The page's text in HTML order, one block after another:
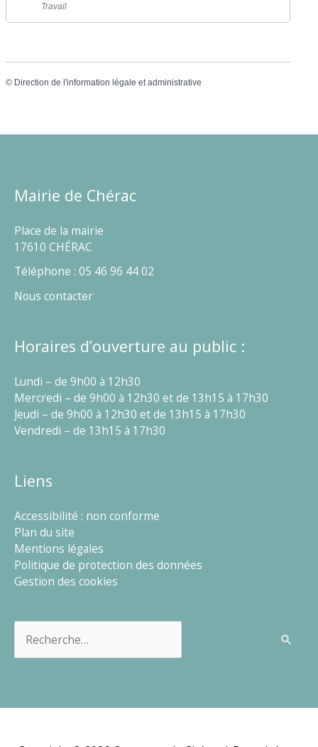
Travail
© Direction de l'information légale et administrative
Mairie de Chérac
Place de la mairie
17610 CHÉRAC
Téléphone : 05 46 96 44 02
Nous contacter
Horaires d’ouverture au public :
Lundi – de 9h00 à 12h30
Mercredi – de 9h00 à 12h30 et de 13h15 à 17h30
Jeudi – de 9h00 à 12h30 et de 13h15 à 17h30
Vendredi – de 13h15 à 17h30
Liens
Accessibilité : non conforme
Plan du site
Mentions légales
Politique de protection des données
Gestion des cookies